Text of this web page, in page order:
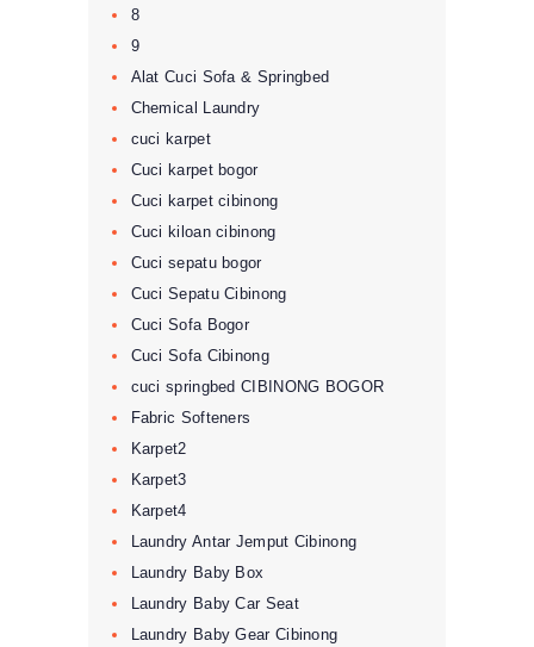
8
9
Alat Cuci Sofa & Springbed
Chemical Laundry
cuci karpet
Cuci karpet bogor
Cuci karpet cibinong
Cuci kiloan cibinong
Cuci sepatu bogor
Cuci Sepatu Cibinong
Cuci Sofa Bogor
Cuci Sofa Cibinong
cuci springbed CIBINONG BOGOR
Fabric Softeners
Karpet2
Karpet3
Karpet4
Laundry Antar Jemput Cibinong
Laundry Baby Box
Laundry Baby Car Seat
Laundry Baby Gear Cibinong